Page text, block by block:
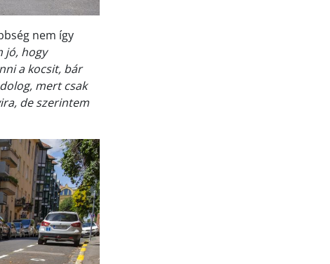
nem így
jó, hogy
a kocsit, bár
mert csak
de szerintem